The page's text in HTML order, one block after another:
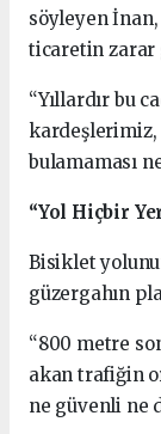
söyleyen
ticaretin zarar
“Yıllardır bu
kardeşlerimiz,
bulamaması
“Yol Hiçbir
Bisiklet
güzergahın
“800 metre
akan trafiğin
ne güvenli ne